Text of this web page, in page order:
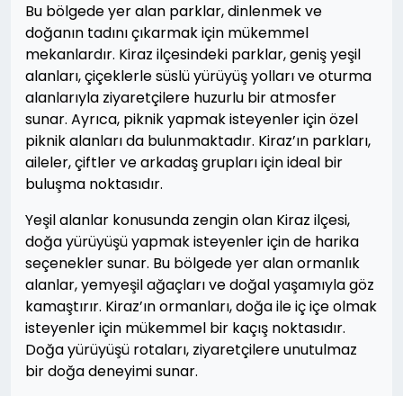
Bu bölgede yer alan parklar, dinlenmek ve
doğanın tadını çıkarmak için mükemmel
mekanlardır. Kiraz ilçesindeki parklar, geniş yeşil
alanları, çiçeklerle süslü yürüyüş yolları ve oturma
alanlarıyla ziyaretçilere huzurlu bir atmosfer
sunar. Ayrıca, piknik yapmak isteyenler için özel
piknik alanları da bulunmaktadır. Kiraz’ın parkları,
aileler, çiftler ve arkadaş grupları için ideal bir
buluşma noktasıdır.
Yeşil alanlar konusunda zengin olan Kiraz ilçesi,
doğa yürüyüşü yapmak isteyenler için de harika
seçenekler sunar. Bu bölgede yer alan ormanlık
alanlar, yemyeşil ağaçları ve doğal yaşamıyla göz
kamaştırır. Kiraz’ın ormanları, doğa ile iç içe olmak
isteyenler için mükemmel bir kaçış noktasıdır.
Doğa yürüyüşü rotaları, ziyaretçilere unutulmaz
bir doğa deneyimi sunar.